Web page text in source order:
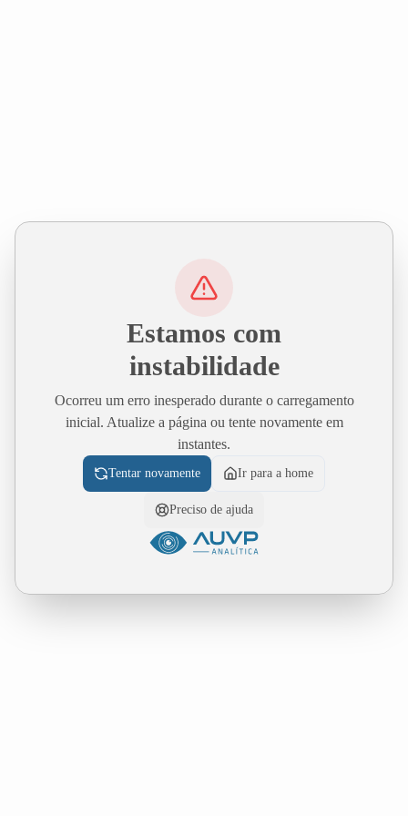
Estamos com
instabilidade
Ocorreu um erro inesperado durante o carregamento
inicial. Atualize a página ou tente novamente em
instantes.
Tentar novamente Ir para a home
Preciso de ajuda